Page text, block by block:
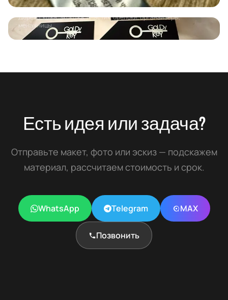
Гравировка на неметаллах
Дерево, кожа, экокожа, пластик, брелоки, органайзеры,
менажницы.
Есть идея или задача?
Отправьте макет, фото или эскиз — подскажем
материал, рассчитаем стоимость и срок.
WhatsApp Telegram MAX
Позвонить